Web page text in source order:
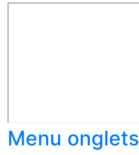
Menu onglets